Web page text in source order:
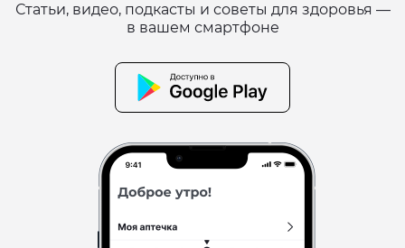
Статьи, видео, подкасты и советы для здоровья —
в вашем смартфоне